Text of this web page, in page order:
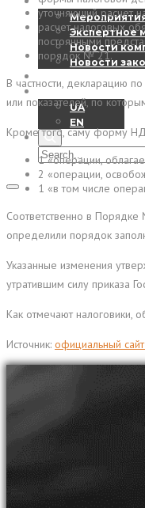
Экспертное
Новости
Новости
RU
UA
EN
уточняющий расчет
расчет налоговых
постоянными
порядок № 21.
В частности, декларацию
или показателей, по
Кроме того, саму форму
1 «операции,
2 «операции,
1 «в том числе
Соответственно в
определили порядок
Указанные изменения
утратившим силу приказа
Как отмечают налоговики,
Источник: официальный